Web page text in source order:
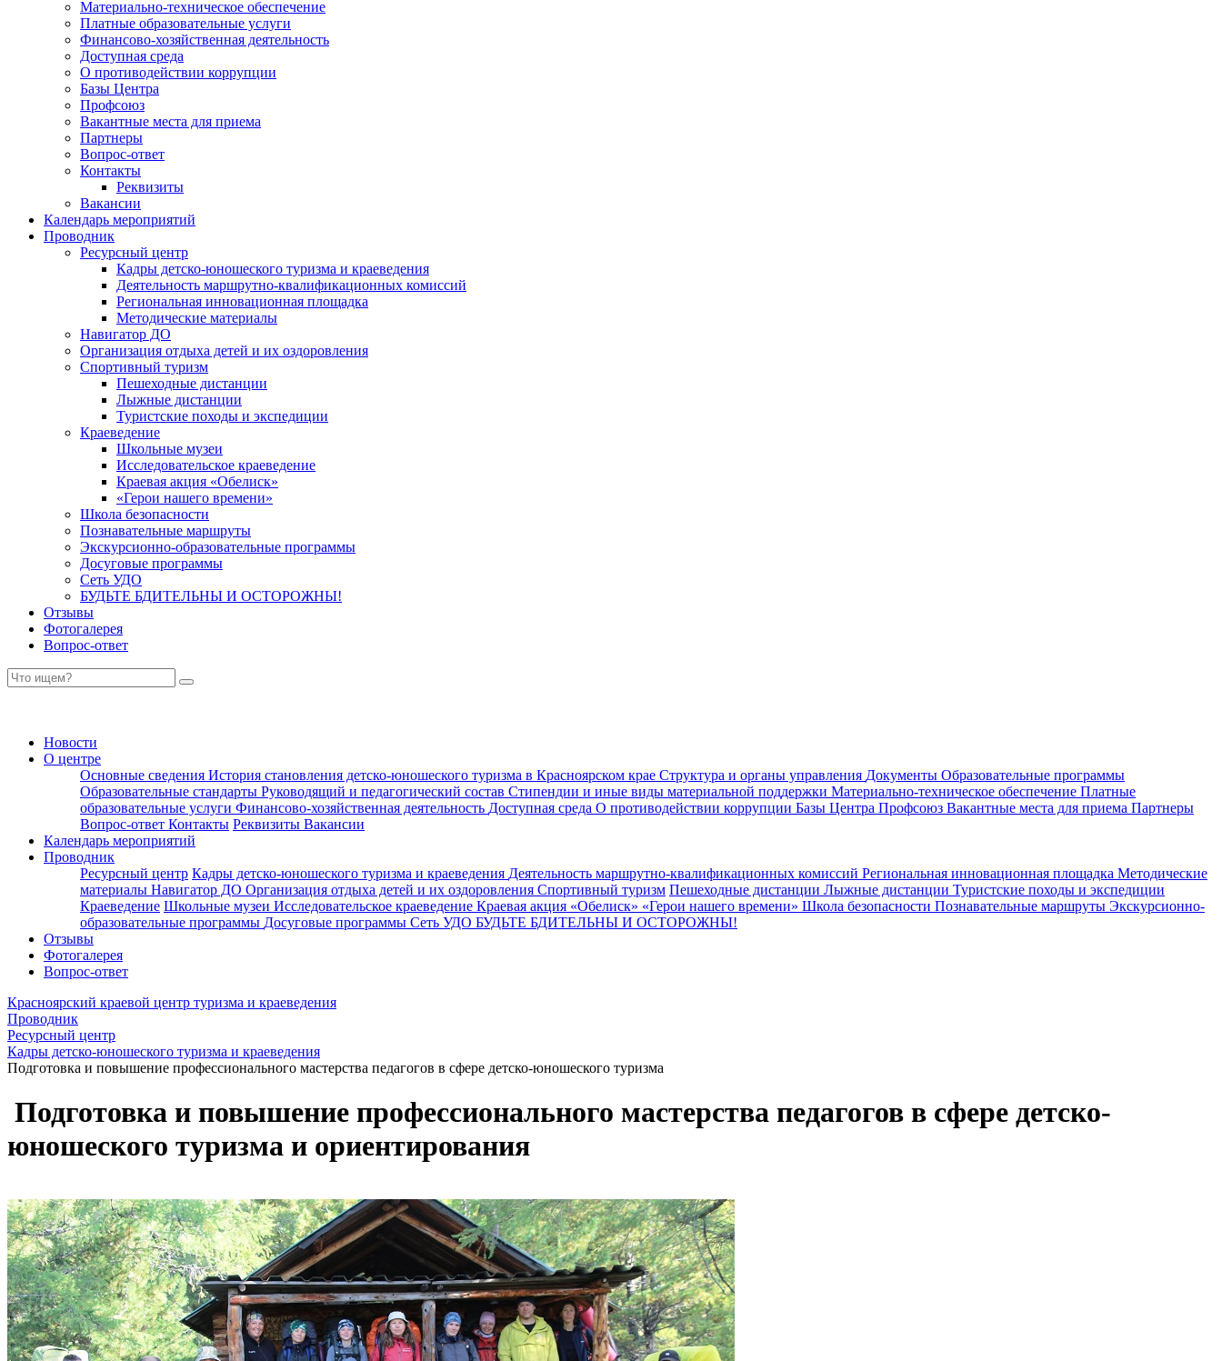
Материально-техническое обеспечение
Платные образовательные услуги
Финансово-хозяйственная деятельность
Доступная среда
О противодействии коррупции
Базы Центра
Профсоюз
Вакантные места для приема
Партнеры
Вопрос-ответ
Контакты
Реквизиты
Вакансии
Календарь мероприятий
Проводник
Ресурсный центр
Кадры детско-юношеского туризма и краеведения
Деятельность маршрутно-квалификационных комиссий
Региональная инновационная площадка
Методические материалы
Навигатор ДО
Организация отдыха детей и их оздоровления
Спортивный туризм
Пешеходные дистанции
Лыжные дистанции
Туристские походы и экспедиции
Краеведение
Школьные музеи
Исследовательское краеведение
Краевая акция «Обелиск»
«Герои нашего времени»
Школа безопасности
Познавательные маршруты
Экскурсионно-образовательные программы
Досуговые программы
Сеть УДО
БУДЬТЕ БДИТЕЛЬНЫ И ОСТОРОЖНЫ!
Отзывы
Фотогалерея
Вопрос-ответ
Новости
О центре
Основные сведения История становления детско-юношеского туризма в Красноярском крае Структура и органы управления Документы Образовательные программы
Образовательные стандарты Руководящий и педагогический состав Стипендии и иные виды материальной поддержки Материально-техническое обеспечение Платные
образовательные услуги Финансово-хозяйственная деятельность Доступная среда О противодействии коррупции Базы Центра Профсоюз Вакантные места для приема Партнеры
Вопрос-ответ Контакты Реквизиты Вакансии
Календарь мероприятий
Проводник
Ресурсный центр Кадры детско-юношеского туризма и краеведения Деятельность маршрутно-квалификационных комиссий Региональная инновационная площадка Методические
материалы Навигатор ДО Организация отдыха детей и их оздоровления Спортивный туризм Пешеходные дистанции Лыжные дистанции Туристские походы и экспедиции
Краеведение Школьные музеи Исследовательское краеведение Краевая акция «Обелиск» «Герои нашего времени» Школа безопасности Познавательные маршруты Экскурсионно-
образовательные программы Досуговые программы Сеть УДО БУДЬТЕ БДИТЕЛЬНЫ И ОСТОРОЖНЫ!
Отзывы
Фотогалерея
Вопрос-ответ
Красноярский краевой центр туризма и краеведения
Проводник
Ресурсный центр
Кадры детско-юношеского туризма и краеведения
Подготовка и повышение профессионального мастерства педагогов в сфере детско-юношеского туризма
Подготовка и повышение профессионального мастерства педагогов в сфере детско-
юношеского туризма и ориентирования